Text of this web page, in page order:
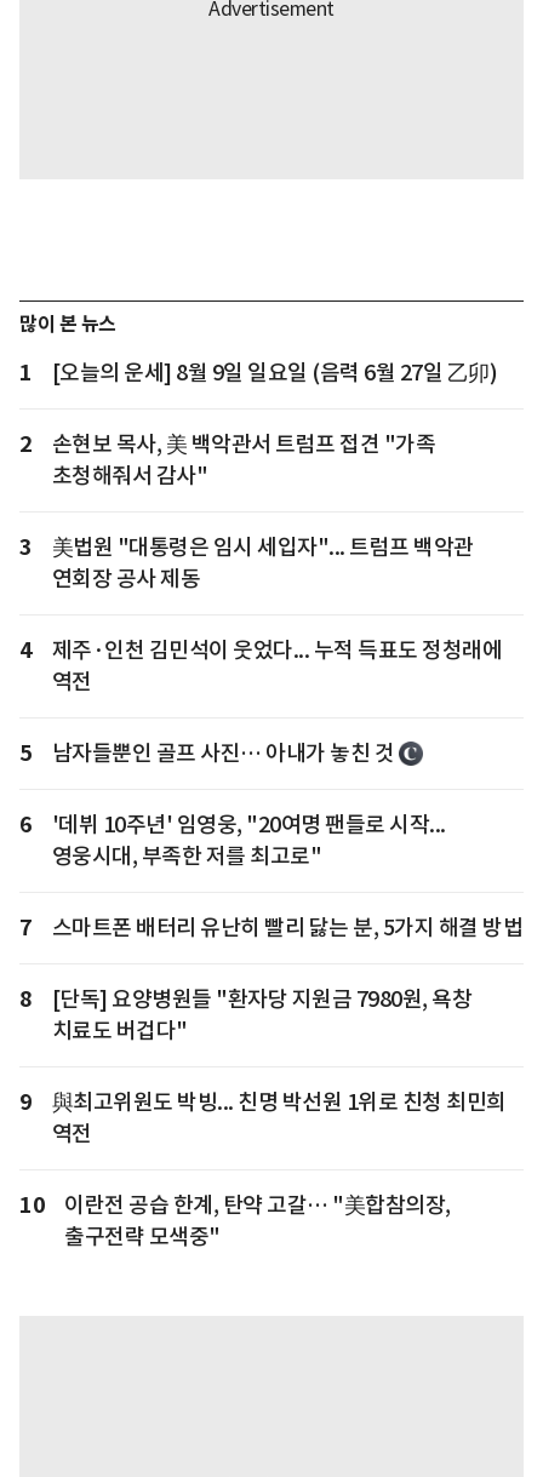
많이 본 뉴스
1 [오늘의 운세] 8월 9일 일요일 (음력 6월 27일 乙卯)
2
손현보 목사, 美 백악관서 트럼프 접견 "가족
초청해줘서 감사"
3
美법원 "대통령은 임시 세입자"... 트럼프 백악관
연회장 공사 제동
4
제주·인천 김민석이 웃었다... 누적 득표도 정청래에
역전
5 남자들뿐인 골프 사진… 아내가 놓친 것
6
'데뷔 10주년' 임영웅, "20여명 팬들로 시작...
영웅시대, 부족한 저를 최고로"
7 스마트폰 배터리 유난히 빨리 닳는 분, 5가지 해결 방법
8
[단독] 요양병원들 "환자당 지원금 7980원, 욕창
치료도 버겁다"
9
與최고위원도 박빙... 친명 박선원 1위로 친청 최민희
역전
10
이란전 공습 한계, 탄약 고갈… "美합참의장,
출구전략 모색중"